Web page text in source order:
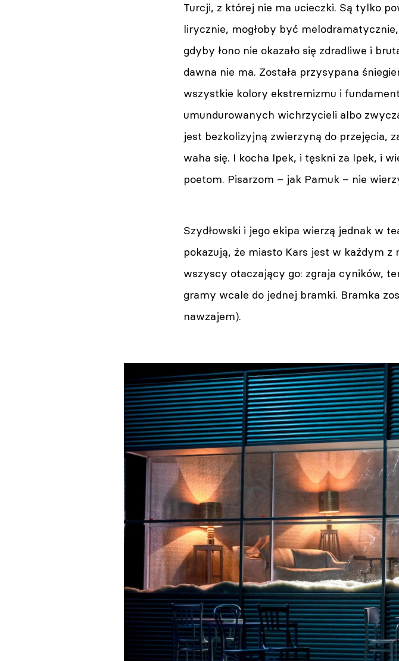
Turcji, z której nie ma ucieczki. Są tylko
lirycznie, mogłoby być
gdyby łono nie okazało się zdradliwe i
dawna nie ma. Została przysypana
wszystkie kolory ekstremizmu i
umundurowanych wichrzycieli albo
jest bezkolizyjną zwierzyną do przejęcia,
waha się. I kocha Ipek, i tęskni za Ipek, i
poetom. Pisarzom – jak Pamuk – nie
Szydłowski i jego ekipa wierzą jednak w
pokazują, że miasto Kars jest w każdym
wszyscy otaczający go: zgraja cyników,
gramy wcale do jednej bramki. Bramka
nawzajem).